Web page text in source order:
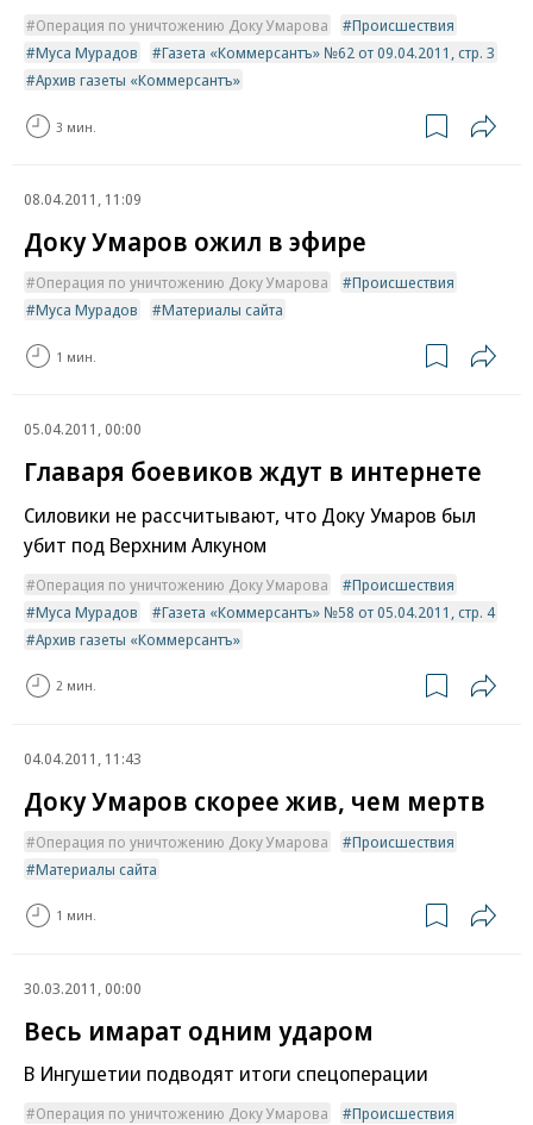
Операция по уничтожению Доку Умарова
Происшествия
Муса Мурадов
Газета «Коммерсантъ» №62 от 09.04.2011, стр. 3
Архив газеты «Коммерсантъ»
3 мин.
08.04.2011, 11:09
Доку Умаров ожил в эфире
Операция по уничтожению Доку Умарова
Происшествия
Муса Мурадов
Материалы сайта
1 мин.
05.04.2011, 00:00
Главаря боевиков ждут в интернете
Силовики не рассчитывают, что Доку Умаров был
убит под Верхним Алкуном
Операция по уничтожению Доку Умарова
Происшествия
Муса Мурадов
Газета «Коммерсантъ» №58 от 05.04.2011, стр. 4
Архив газеты «Коммерсантъ»
2 мин.
04.04.2011, 11:43
Доку Умаров скорее жив, чем мертв
Операция по уничтожению Доку Умарова
Происшествия
Материалы сайта
1 мин.
30.03.2011, 00:00
Весь имарат одним ударом
В Ингушетии подводят итоги спецоперации
Операция по уничтожению Доку Умарова
Происшествия